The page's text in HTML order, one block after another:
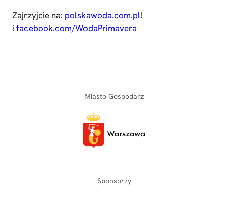
Zajrzyjcie na: polskawoda.com.pl!
i facebook.com/WodaPrimavera
Miasto Gospodarz
Sponsorzy